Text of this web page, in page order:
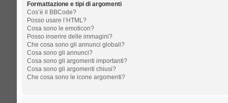
Formattazione e tipi di argomenti
Cos’è il BBCode?
Posso usare l’HTML?
Cosa sono le emoticon?
Posso inserire delle immagini?
Che cosa sono gli annunci globali?
Cosa sono gli annunci?
Cosa sono gli argomenti importanti?
Cosa sono gli argomenti chiusi?
Che cosa sono le icone argomenti?